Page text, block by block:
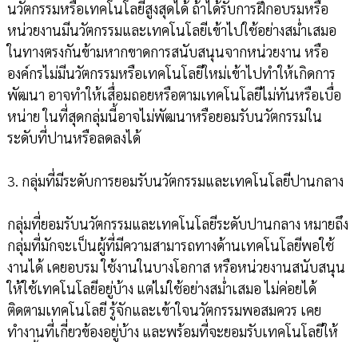
นวัตกรรมหรือเทคโนโลยีสูงสุดได้ ถ้าได้รับการฝึกอบรมหรือ
หน่วยงานมีนวัตกรรมและเทคโนโลยีเข้าไปใช้อย่างสม่ำเสมอ
ในทางตรงกันข้ามหากขาดการสนับสนุนจากหน่วยงาน หรือ
องค์กรไม่มีนวัตกรรมหรือเทคโนโลยีใหม่เข้าไปทำให้เกิดการ
พัฒนา อาจทำให้เสื่อมถอยหรือตามเทคโนโลยีไม่ทันหรือเบื่อ
หน่าย ในที่สุดกลุ่มนี้อาจไม่พัฒนาหรือยอมรับนวัตกรรมใน
ระดับที่ปานหรือลดลงได้
3. กลุ่มที่มีระดับการยอมรับนวัตกรรมและเทคโนโลยีปานกลาง
กลุ่มที่ยอมรับนวัตกรรมและเทคโนโลยีระดับปานกลาง หมายถึง
กลุ่มที่มักจะเป็นผู้ที่มีความสามารถทางด้านเทคโนโลยีพอใช้
งานได้ เคยอบรม ใช้งานในบางโอกาส หรือหน่วยงานสนับสนุน
ให้ใช้เทคโนโลยีอยู่บ้าง แต่ไม่ใช้อย่างสม่ำเสมอ ไม่ค่อยได้
ติดตามเทคโนโลยี รู้จักและเข้าใจนวัตกรรมพอสมควร เคย
ทำงานที่เกี่ยวข้องอยู่บ้าง และพร้อมที่จะยอมรับเทคโนโลยีให้